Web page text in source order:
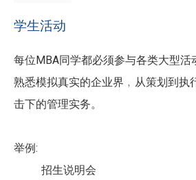
学生活动
每位MBA同学都必须参与各类大型活
熟悉模拟真实的企业界﹐从策划到执
击下的管理实务。
举例:
招生说明会